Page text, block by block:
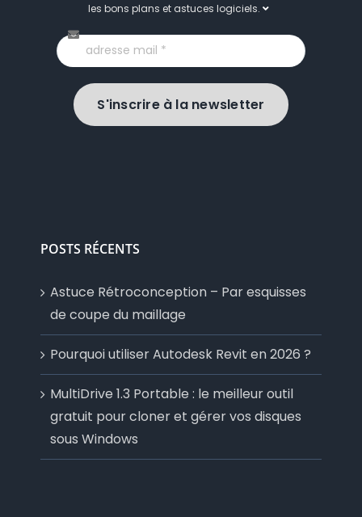
les bons plans et astuces logiciels.
S'inscrire à la newsletter
POSTS RÉCENTS
Astuce Rétroconception – Par esquisses
de coupe du maillage
Pourquoi utiliser Autodesk Revit en 2026 ?
MultiDrive 1.3 Portable : le meilleur outil
gratuit pour cloner et gérer vos disques
sous Windows